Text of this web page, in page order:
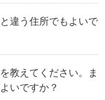
Ｒ
エール
録情報の確認・変更
除証明書の発行・再
ティ
切なお支払いに向け
・キャラクター紹介
違う住所でもよいで
教えてください。ま
いですか？